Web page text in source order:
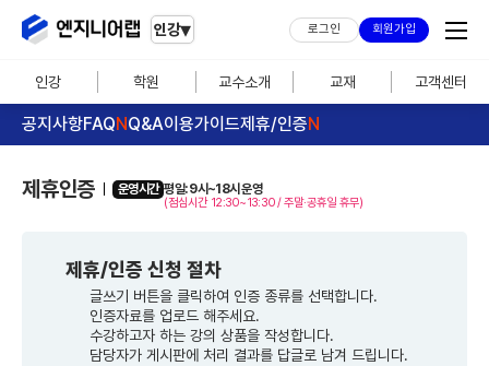
인강▾ 로그인 회원가입
인강 학원 교수소개 교재 고객센터
공지사항FAQNQ&A이용가이드제휴/인증N
제휴인증 운영시간 평일: 9시~18시 운영
(점심시간 12:30~13:30 / 주말·공휴일 휴무)
제휴/인증 신청 절차
글쓰기 버튼을 클릭하여 인증 종류를 선택합니다.
인증자료를 업로드 해주세요.
수강하고자 하는 강의 상품을 작성합니다.
담당자가 게시판에 처리 결과를 답글로 남겨 드립니다.